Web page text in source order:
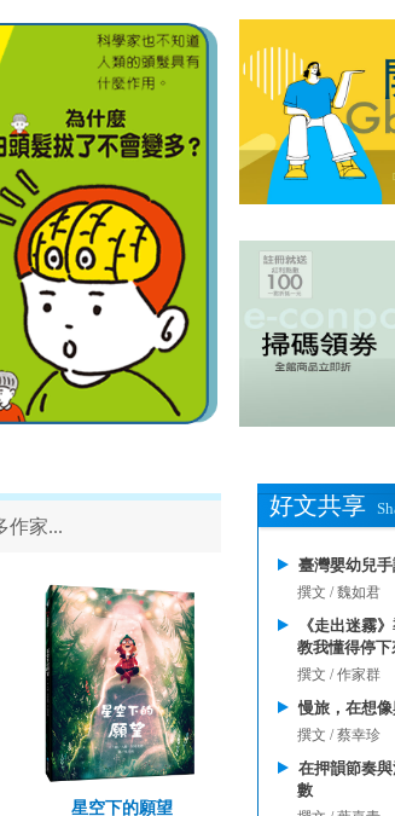
作家...
星空下的願望
好文共享
臺灣嬰幼兒
撰文 / 魏如君
《走出迷霧
教我懂得停下
撰文 / 作家群
慢旅，在想
撰文 / 蔡幸珍
在押韻節奏
數